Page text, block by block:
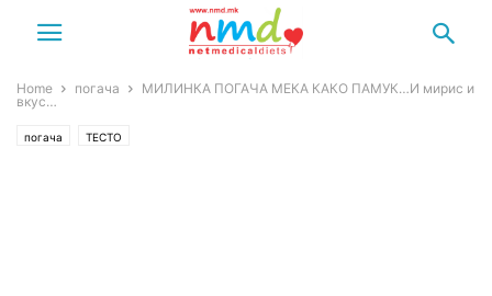
Home погача
МИЛИНКА ПОГАЧА МЕКА КАКО ПАМУК…И мирис и
вкус…
погача ТЕСТО